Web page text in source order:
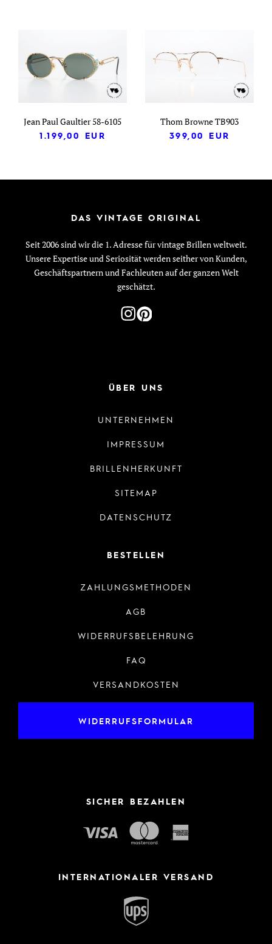
Jean Paul Gaultier 58-6105
1.199,00
EUR
Thom Browne TB903
399,00
EUR
DAS VINTAGE ORIGINAL
Seit 2006 sind wir die 1. Adresse für vintage Brillen weltweit.
Unsere Expertise und Seriosität werden seither von Kunden,
Geschäftspartnern und Fachleuten auf der ganzen Welt
geschätzt.
ÜBER UNS
UNTERNEHMEN
IMPRESSUM
BRILLENHERKUNFT
SITEMAP
DATENSCHUTZ
BESTELLEN
ZAHLUNGSMETHODEN
AGB
WIDERRUFSBELEHRUNG
FAQ
VERSANDKOSTEN
WIDERRUFSFORMULAR
SICHER BEZAHLEN
INTERNATIONALER VERSAND